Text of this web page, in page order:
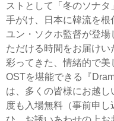
ストとして「冬のソナタ
手がけ、日本に韓流を根
ユン・ソクホ監督が登
ただける時間をお届け
彩ってきた、情緒的で
OSTを堪能できる『
は、多くの皆様にお越
度も入場無料（事前申